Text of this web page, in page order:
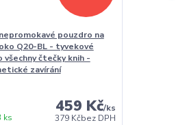
pouzdro na
Q20-BL - tyvekové
všechny čtečky knih -
zavírání
459 Kč/ks
379 Kčbez DPH
ks